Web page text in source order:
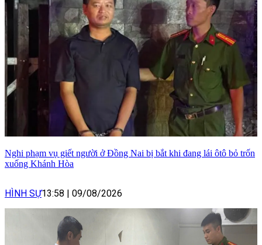
Nghi phạm vụ giết người ở Đồng Nai bị bắt khi đang lái ôtô bỏ trốn
xuống Khánh Hòa
HÌNH SỰ13:58 | 09/08/2026